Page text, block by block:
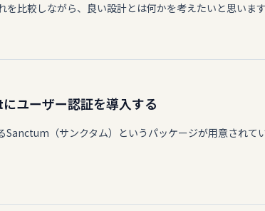
比較しながら、良い設計とは何かを考えたいと思います
ユーザー認証を導入する
（サンクタム）というパッケージが用意され